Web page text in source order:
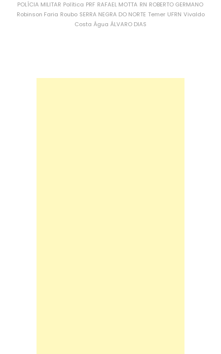
POLÍCIA MILITAR Política PRF RAFAEL MOTTA RN ROBERTO GERMANO
Robinson Faria Roubo SERRA NEGRA DO NORTE Temer UFRN Vivaldo
Costa Água ÁLVARO DIAS